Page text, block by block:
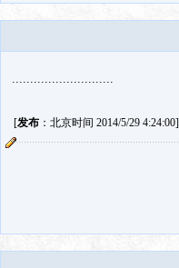
............................
[发布：北京时间 2014/5/29 4:24:00]